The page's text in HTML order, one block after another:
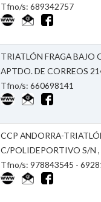
Tfno/s: 689342757
TRIATLÓN FRAGA BAJO
APTDO. DE CORREOS
Tfno/s: 660698141
CCP ANDORRA-
C/POLIDEPORTIVO S/N ,
Tfno/s: 978843545 -